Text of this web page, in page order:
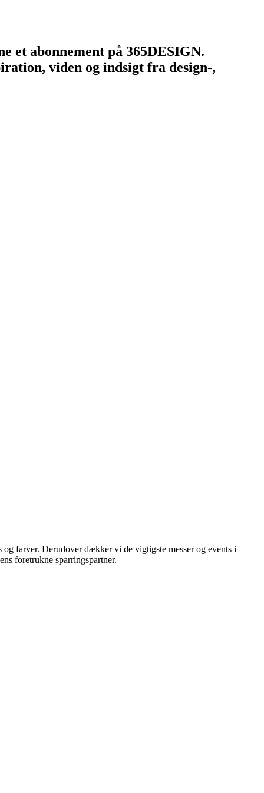
et abonnement på 365DESIGN.
viden og indsigt fra design-,
farver. Derudover dækker vi de vigtigste messer og events i
foretrukne sparringspartner.